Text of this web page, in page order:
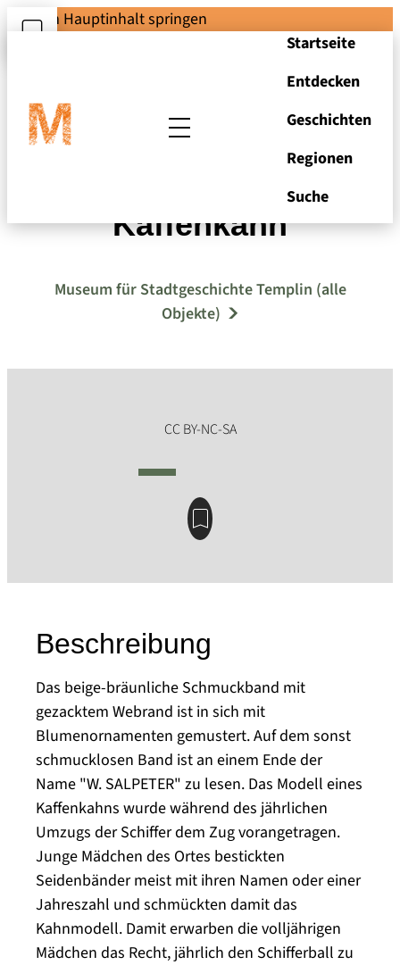
Zum Hauptinhalt springen
Startseite
Entdecken
Geschichten
Regionen
Suche
Schmuckband
Kaffenkahn
Museum für Stadtgeschichte Templin (alle
Objekte)
Beschreibung
Das beige-bräunliche Schmuckband mit
gezacktem Webrand ist in sich mit
Blumenornamenten gemustert. Auf dem sonst
schmucklosen Band ist an einem Ende der
Name "W. SALPETER" zu lesen. Das Modell eines
Kaffenkahns wurde während des jährlichen
Umzugs der Schiffer dem Zug vorangetragen.
Junge Mädchen des Ortes bestickten
Seidenbänder meist mit ihren Namen oder einer
Jahreszahl und schmückten damit das
Kahnmodell. Damit erwarben die volljährigen
Mädchen das Recht, jährlich den Schifferball zu